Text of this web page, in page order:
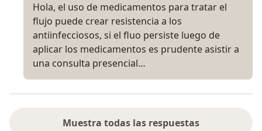
Hola, el uso de medicamentos para tratar el
flujo puede crear resistencia a los
antiinfecciosos, si el fluo persiste luego de
aplicar los medicamentos es prudente asistir a
una consulta presencial…
Muestra todas las respuestas